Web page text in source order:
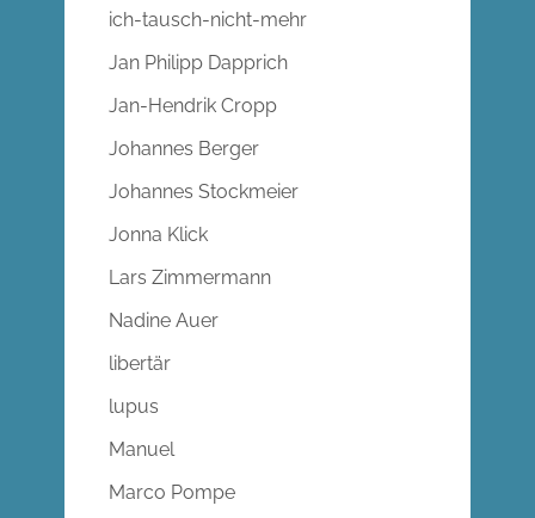
ich-tausch-nicht-mehr
Jan Philipp Dapprich
Jan-Hendrik Cropp
Johannes Berger
Johannes Stockmeier
Jonna Klick
Lars Zimmermann
Nadine Auer
libertär
lupus
Manuel
Marco Pompe